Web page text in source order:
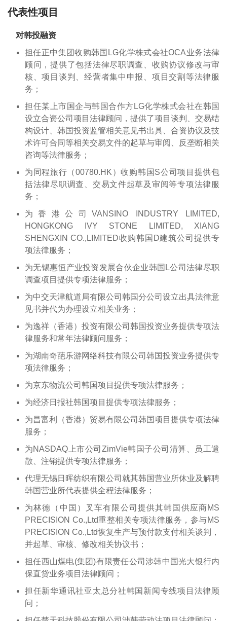
代表性项目
对韩投融资
担任正中集团收购韩国LG化学株式会社OCA业务法律
顾问，提供了包括法律尽职调查、收购协议修改与审
核、项目谈判、经营者集中申报、项目交割等法律服
务；
担任某上市国企与韩国合作方LG化学株式会社在韩国
设立合资公司项目法律顾问，提供了项目谈判、交易结
构设计、韩国投资监管相关意见书出具、合资协议及技
术许可合同等相关交易文件的起草与审阅、反垄断相关
咨询等法律服务；
为同程旅行（00780.HK）收购韩国S公司项目提供包
括法律尽职调查、交易文件起草及审阅等专项法律服
务；
为香港公司VANSINO INDUSTRY LIMITED,
HONGKONG IVY STONE LIMITED, XIANG
SHENGXIN CO.,LIMITED收购韩国D建筑公司提供专
项法律服务；
为无锡惠恒产业投资发展合伙企业韩国L公司法律尽职
调查项目提供专项法律服务；
为中交天津航道局有限公司韩国分公司设立出具法律意
见书并代为办理设立相关业务；
为逸祥（香港）投资有限公司韩国投资业务提供专项法
律服务和常年法律顾问服务；
为湖南奇葩乐游网络科技有限公司韩国投资业务提供专
项法律服务；
为京东物流公司韩国项目提供专项法律服务；
为经济日报社韩国项目提供专项法律服务；
为昌富利（香港）贸易有限公司韩国项目提供专项法律
服务；
为NASDAQ上市公司ZimVie韩国子公司清算、员工遣
散、注销提供专项法律服务；
代理无锡日晖纺织有限公司就其韩国营业所休业及解聘
韩国营业所代表提供全程法律服务；
为林德（中国）叉车有限公司提供其韩国供应商MS
PRECISION Co.,Ltd重整相关专项法律服务，参与MS
PRECISION Co.,Ltd恢复生产与预付款支付相关谈判，
并起草、审核、修改相关协议书；
担任西山煤电(集团)有限责任公司涉韩中国光大银行内
保直贷业务项目法律顾问；
担任新华通讯社亚太总分社韩国新闻专线项目法律顾
问；